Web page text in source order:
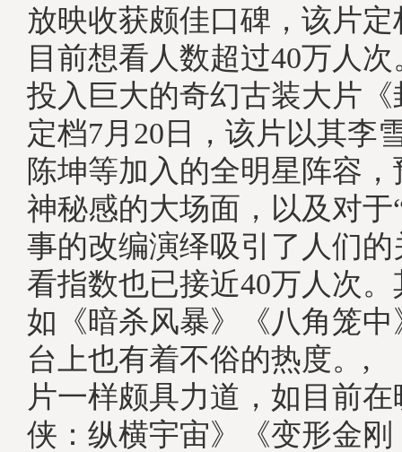
放映收获颇佳口碑，该片定
目前想看人数超过40万
投入巨大的奇幻古装大片
定档7月20日，该片以其李
陈坤等加入的全明星阵容
神秘感的大场面，以及对于
事的改编演绎吸引了人们
看指数也已接近40万人次
如《暗杀风暴》《八角笼
台上也有着不俗的热度
片一样颇具力道，如目前
侠：纵横宇宙》《变形金